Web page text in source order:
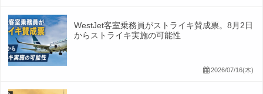
WestJet客室乗務員がストライキ賛成票。8月2日
からストライキ実施の可能性
2026/07/16(木)